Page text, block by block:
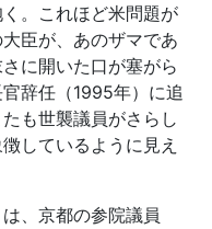
。これほど米問題が
臣が、あのザマであ
に開いた口が塞がら
辞任（1995年）に追
も世襲議員がさらし
しているように見え
、京都の参院議員